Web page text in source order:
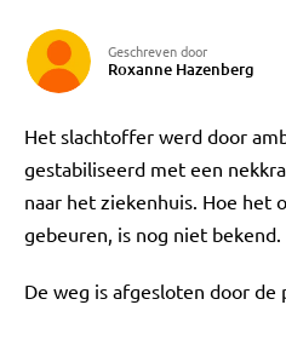
Geschreven door
Roxanne Hazenberg
Het slachtoffer werd door
gestabiliseerd met een
naar het ziekenhuis. Hoe het
gebeuren, is nog niet bekend.
De weg is afgesloten door de